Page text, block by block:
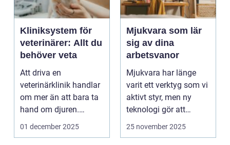
Kliniksystem för
veterinärer: Allt du
behöver veta
Att driva en
veterinärklinik handlar
om mer än att bara ta
hand om djuren.
Administrativa ...
01 december 2025
Mjukvara som lär
sig av dina
arbetsvanor
Mjukvara har länge
varit ett verktyg som vi
aktivt styr, men ny
teknologi gör att
program ...
25 november 2025